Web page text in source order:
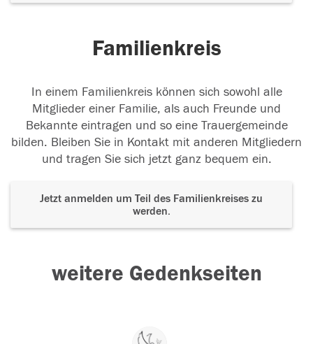
Familienkreis
In einem Familienkreis können sich sowohl alle
Mitglieder einer Familie, als auch Freunde und
Bekannte eintragen und so eine Trauergemeinde
bilden. Bleiben Sie in Kontakt mit anderen Mitgliedern
und tragen Sie sich jetzt ganz bequem ein.
Jetzt anmelden um Teil des Familienkreises zu
werden.
weitere Gedenkseiten